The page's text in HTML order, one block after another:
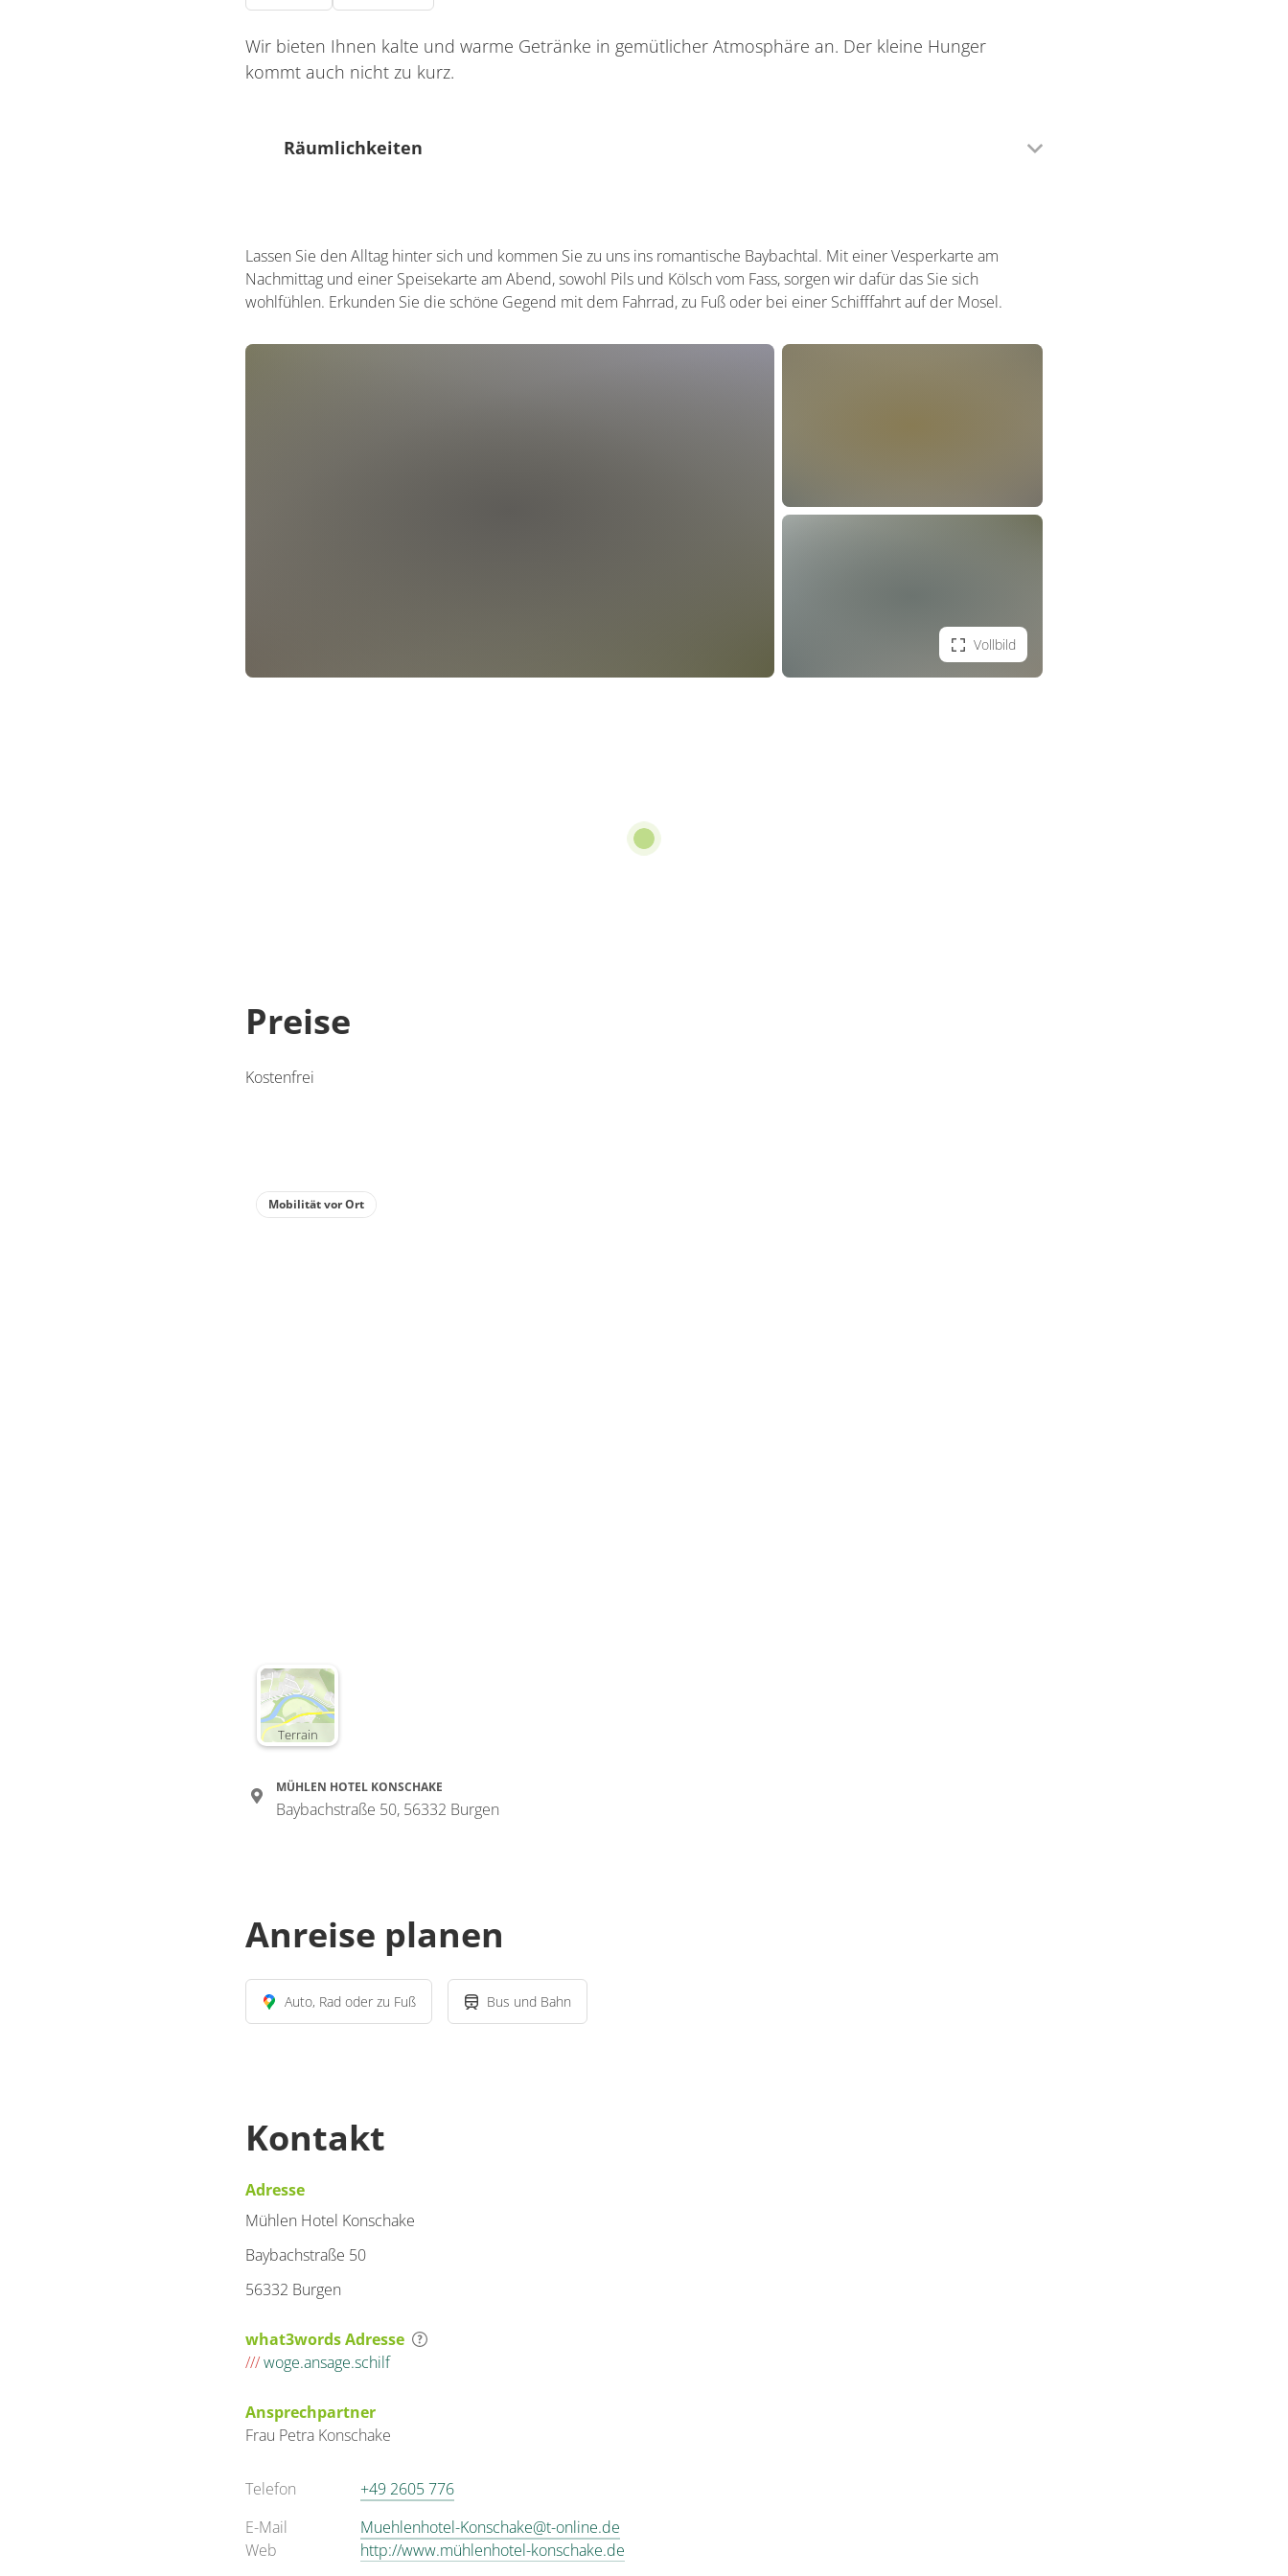
Wir bieten Ihnen kalte und warme Getränke in gemütlicher Atmosphäre an. Der kleine Hunger
kommt auch nicht zu kurz.
Räumlichkeiten
80 Sitzplätze (außen)
Lassen Sie den Alltag hinter sich und kommen Sie zu uns ins romantische Baybachtal. Mit einer Vesperkarte am
Nachmittag und einer Speisekarte am Abend, sowohl Pils und Kölsch vom Fass, sorgen wir dafür das Sie sich
wohlfühlen. Erkunden Sie die schöne Gegend mit dem Fahrrad, zu Fuß oder bei einer Schifffahrt auf der Mosel.
Vollbild
Preise
Kostenfrei
Terrain
Mobilität vor Ort
MÜHLEN HOTEL KONSCHAKE
Baybachstraße 50, 56332 Burgen
Anreise planen
Auto, Rad oder zu Fuß Bus und Bahn
Kontakt
Adresse
Mühlen Hotel Konschake
Baybachstraße 50
56332 Burgen
what3words Adresse
///woge.ansage.schilf
Ansprechpartner
Frau Petra Konschake
Telefon
+49 2605 776
E-Mail
Muehlenhotel-Konschake@t-online.de
Web
http://www.mühlenhotel-konschake.de